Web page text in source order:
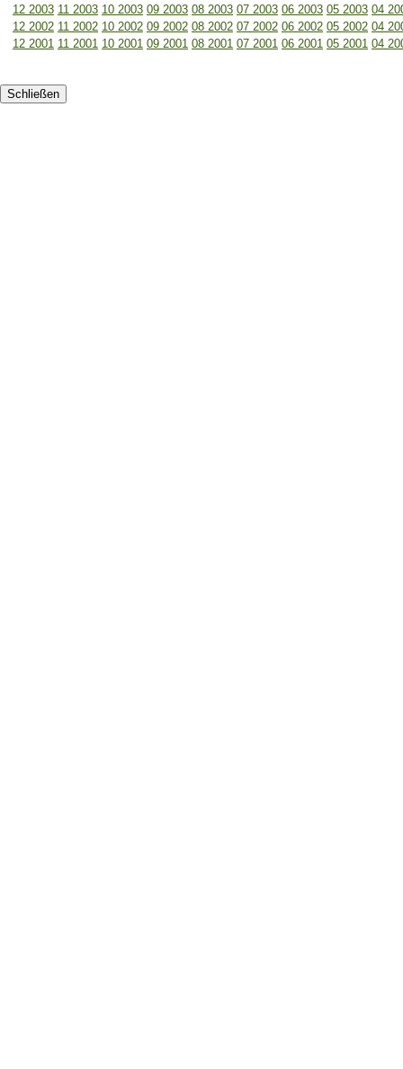
12 2003 11 2003 10 2003 09 2003 08 2003 07 2003 06 2003 05 2003 04
12 2002 11 2002 10 2002 09 2002 08 2002 07 2002 06 2002 05 2002 04
12 2001 11 2001 10 2001 09 2001 08 2001 07 2001 06 2001 05 2001 04